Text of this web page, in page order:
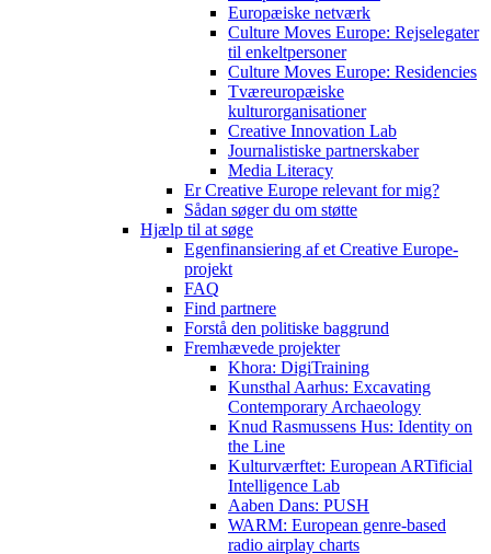
Europæiske netværk
Culture Moves Europe: Rejselegater
til enkeltpersoner
Culture Moves Europe: Residencies
Tværeuropæiske
kulturorganisationer
Creative Innovation Lab
Journalistiske partnerskaber
Media Literacy
Er Creative Europe relevant for mig?
Sådan søger du om støtte
Hjælp til at søge
Egenfinansiering af et Creative Europe-
projekt
FAQ
Find partnere
Forstå den politiske baggrund
Fremhævede projekter
Khora: DigiTraining
Kunsthal Aarhus: Excavating
Contemporary Archaeology
Knud Rasmussens Hus: Identity on
the Line
Kulturværftet: European ARTificial
Intelligence Lab
Aaben Dans: PUSH
WARM: European genre-based
radio airplay charts